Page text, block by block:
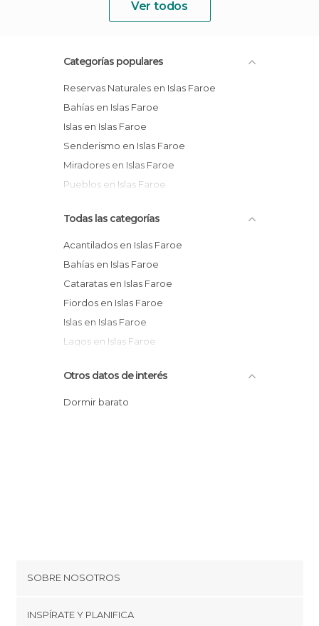
Ver todos
Categorías populares
Reservas Naturales en Islas Faroe
Bahías en Islas Faroe
Islas en Islas Faroe
Senderismo en Islas Faroe
Miradores en Islas Faroe
Pueblos en Islas Faroe
Todas las categorías
Acantilados en Islas Faroe
Bahías en Islas Faroe
Cataratas en Islas Faroe
Fiordos en Islas Faroe
Islas en Islas Faroe
Lagos en Islas Faroe
Museos en Islas Faroe
Pueblos en Islas Faroe
Otros datos de interés
Dormir barato
SOBRE NOSOTROS
Cookies
INSPÍRATE Y PLANIFICA